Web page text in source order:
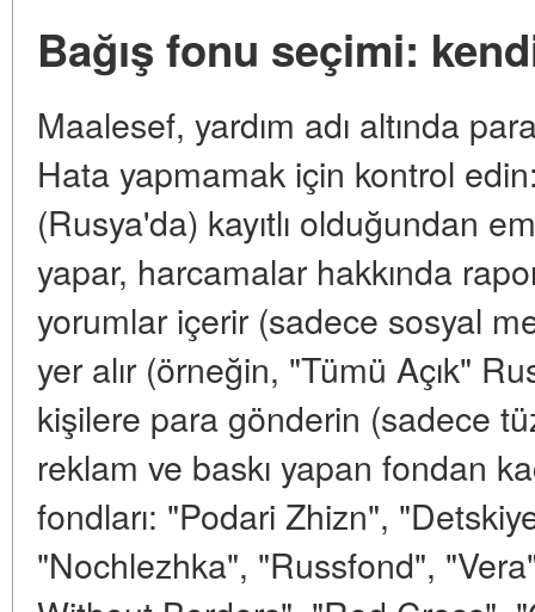
Bağış fonu seçimi:
Maalesef, yardım adı altında
Hata yapmamak için kontrol
(Rusya'da) kayıtlı olduğundan
yapar, harcamalar hakkında
yorumlar içerir (sadece sosyal
yer alır (örneğin, "Tümü Açık"
kişilere para gönderin (sadece
reklam ve baskı yapan fondan
fondları: "Podari Zhizn",
"Nochlezhka", "Russfond",